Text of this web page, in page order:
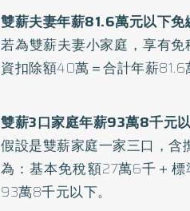
雙薪夫妻年薪81.6萬元以下免
若為雙薪夫妻小家庭，享有
資扣除額40萬＝合計年薪81.6
雙薪3口家庭年薪93萬8千元
假設是雙薪家庭一家三口，含
為：基本免稅額27萬6千＋
93萬8千元以下。